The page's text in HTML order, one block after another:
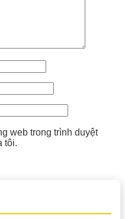
web trong trình duyệt
tôi.